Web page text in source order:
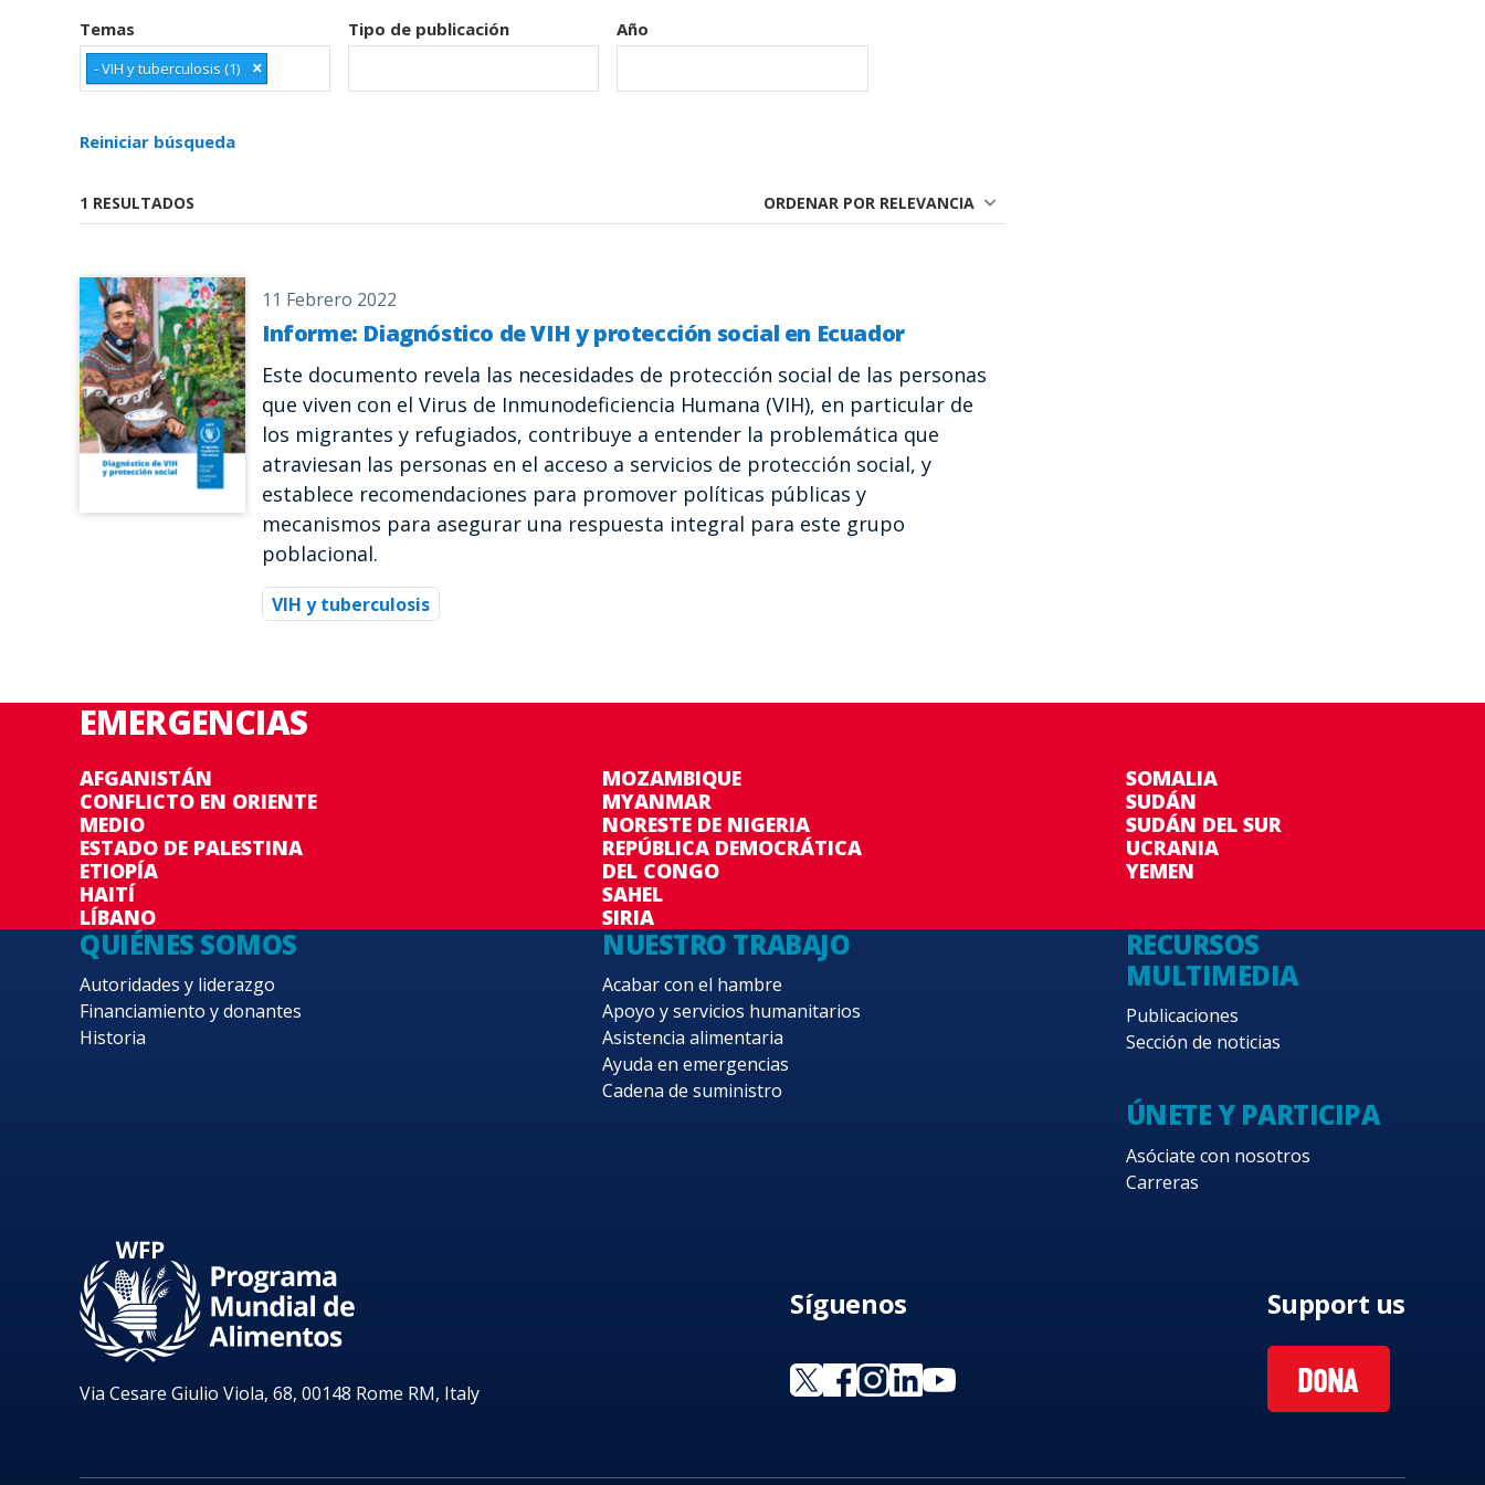
Temas
- VIH y tuberculosis (1) ×
Tipo de publicación Año
Reiniciar búsqueda
1 RESULTADOS ORDENAR POR RELEVANCIA
11 Febrero 2022
Informe: Diagnóstico de VIH y protección social en Ecuador
Este documento revela las necesidades de protección social de las personas
que viven con el Virus de Inmunodeficiencia Humana (VIH), en particular de
los migrantes y refugiados, contribuye a entender la problemática que
atraviesan las personas en el acceso a servicios de protección social, y
establece recomendaciones para promover políticas públicas y
mecanismos para asegurar una respuesta integral para este grupo
poblacional.
VIH y tuberculosis
EMERGENCIAS
AFGANISTÁN
CONFLICTO EN ORIENTE
MEDIO
ESTADO DE PALESTINA
ETIOPÍA
HAITÍ
LÍBANO
MOZAMBIQUE
MYANMAR
NORESTE DE NIGERIA
REPÚBLICA DEMOCRÁTICA
DEL CONGO
SAHEL
SIRIA
SOMALIA
SUDÁN
SUDÁN DEL SUR
UCRANIA
YEMEN
QUIÉNES SOMOS
Autoridades y liderazgo
Financiamiento y donantes
Historia
NUESTRO TRABAJO
Acabar con el hambre
Apoyo y servicios humanitarios
Asistencia alimentaria
Ayuda en emergencias
Cadena de suministro
RECURSOS
MULTIMEDIA
Publicaciones
Sección de noticias
ÚNETE Y PARTICIPA
Asóciate con nosotros
Carreras
Via Cesare Giulio Viola, 68, 00148 Rome RM, Italy
Síguenos Support us
DONA